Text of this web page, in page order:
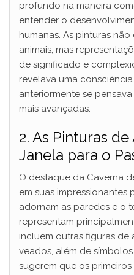
profundo na maneira
entender o
humanas. As pinturas
animais, mas
de significado e
revelava uma
anteriormente se
mais avançadas.
2. As Pinturas
Janela para o
O destaque da Caverna
em suas impressionantes
adornam as paredes e o
representam
incluem outras figuras de
veados, além de
sugerem que os